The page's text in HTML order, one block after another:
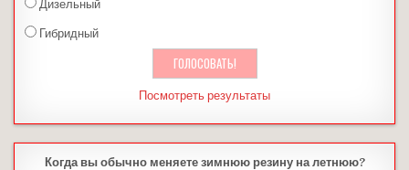
Дизельный
Гибридный
Посмотреть результаты
Когда вы обычно меняете зимнюю резину на летнюю?